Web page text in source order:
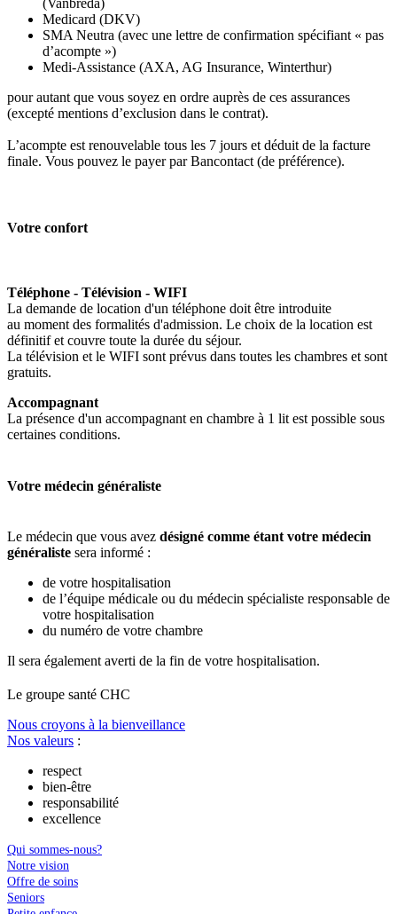
Medicard (DKV)
SMA Neutra (avec une lettre de confirmation spécifiant « pas
d’acompte »)
Medi-Assistance (AXA, AG Insurance, Winterthur)
pour autant que vous soyez en ordre auprès de ces assurances
(excepté mentions d’exclusion dans le contrat).
L’acompte est renouvelable tous les 7 jours et déduit de la facture
finale. Vous pouvez le payer par Bancontact (de préférence).
Votre confort
Téléphone - Télévision - WIFI
La demande de location d'un téléphone doit être introduite
au moment des formalités d'admission. Le choix de la location est
définitif et couvre toute la durée du séjour.
La télévision et le WIFI sont prévus dans toutes les chambres et sont
gratuits.
Accompagnant
La présence d'un accompagnant en chambre à 1 lit est possible sous
certaines conditions.
Votre médecin généraliste
Le médecin que vous avez désigné comme étant votre médecin
généraliste sera informé :
de votre hospitalisation
de l’équipe médicale ou du médecin spécialiste responsable de
votre hospitalisation
du numéro de votre chambre
Il sera également averti de la fin de votre hospitalisation.
Le groupe santé CHC
Nous croyons à la bienveillance
Nos valeurs :
respect
bien-être
responsabilité
excellence
Qui sommes-nous?
Notre vision
Offre de soins
Seniors